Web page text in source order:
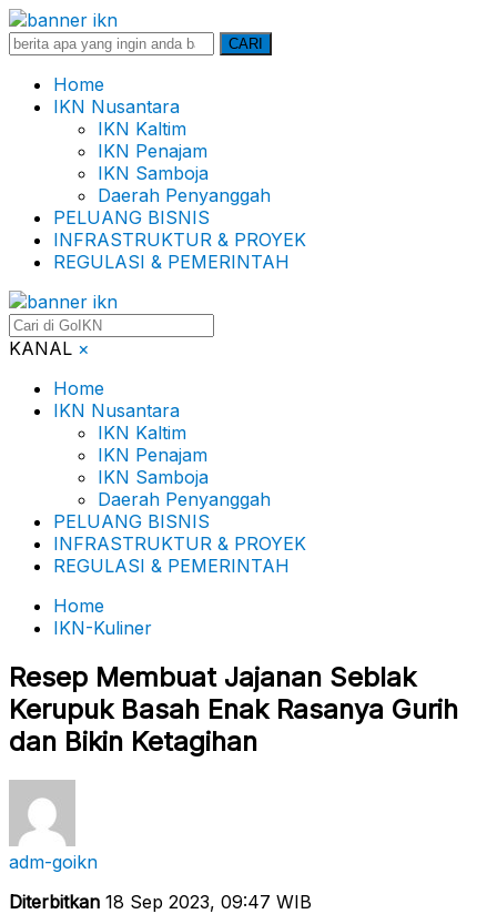
Search
CARI
Home
IKN Nusantara
IKN Kaltim
IKN Penajam
IKN Samboja
Daerah Penyanggah
PELUANG BISNIS
INFRASTRUKTUR & PROYEK
REGULASI & PEMERINTAH
KANAL ×
Home
IKN Nusantara
IKN Kaltim
IKN Penajam
IKN Samboja
Daerah Penyanggah
PELUANG BISNIS
INFRASTRUKTUR & PROYEK
REGULASI & PEMERINTAH
Home
IKN-Kuliner
Resep Membuat Jajanan Seblak
Kerupuk Basah Enak Rasanya Gurih
dan Bikin Ketagihan
adm-goikn
Diterbitkan 18 Sep 2023, 09:47 WIB